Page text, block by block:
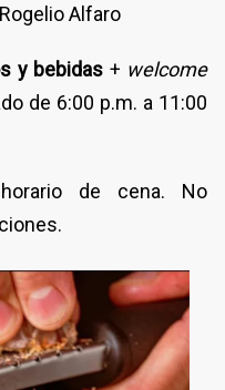
Alfaro
y bebidas + welcome
de 6:00 p.m. a 11:00
de cena. No